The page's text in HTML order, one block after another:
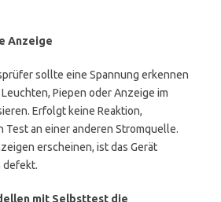
Anzeige
sollte eine Spannung erkennen
Piepen oder Anzeige im
Erfolgt keine Reaktion,
Test an einer anderen Stromquelle.
erscheinen, ist das Gerät
defekt.
mit Selbsttest die